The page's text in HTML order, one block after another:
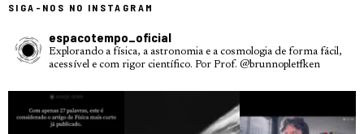
SIGA-NOS NO INSTAGRAM
espacotempo_oficial
Explorando a física, a astronomia e a cosmologia de forma fácil,
acessível e com rigor científico. Por Prof. @brunnopleffken